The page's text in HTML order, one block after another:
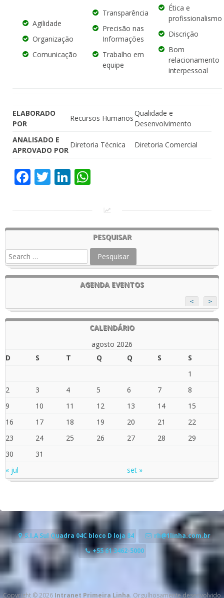
Agilidade
Organização
Comunicação
Transparência
Precisão nas
Informações
Trabalho em
equipe
Ética e
profissionalismo
Discrição
Bom
relacionamento
interpessoal
ELABORADO
POR
Recursos Humanos
Qualidade e
Desenvolvimento
ANALISADO E
APROVADO POR
Diretoria Técnica Diretoria Comercial
Facebook
TwitterLinkedIn
PESQUISAR
AGENDA EVENTOS
< >
CALENDÁRIO
agosto 2026
D
S T Q Q S
S
1
2
3 4 5 6 7
8
9
10 11 12 13 14
15
16
17 18 19 20 21
22
23
24 25 26 27 28
29
30
31
« jul
set »
S.I.A Sul Quadra 04C bloco D loja 84
rh@1linha.com.br
+55 61 3462-5000
Copyright © 2026 Intranet Primeira Linha. Orgulhosamente desenvolvido